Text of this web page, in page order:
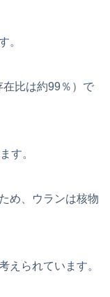
。
比は約99％）で
す。
め、ウランは核物
えられています。